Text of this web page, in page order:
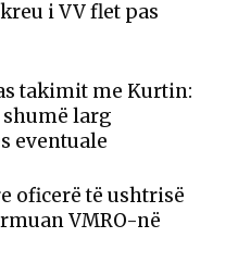
i VV flet pas
takimit me Kurtin:
shumë larg
eventuale
oficerë të ushtrisë
VMRO-në